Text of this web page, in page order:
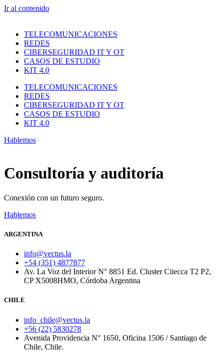
Ir al contenido
TELECOMUNICACIONES
REDES
CIBERSEGURIDAD IT Y OT
CASOS DE ESTUDIO
KIT 4.0
TELECOMUNICACIONES
REDES
CIBERSEGURIDAD IT Y OT
CASOS DE ESTUDIO
KIT 4.0
Hablemos
Consultoría y auditoría
Conexión con un futuro seguro.
Hablemos
ARGENTINA
info@vectus.la
+54 (351) 4877877
Av. La Voz del Interior N° 8851 Ed. Cluster Ciiecca T2 P2,
CP X5008HMO, Córdoba Argentina
CHILE
info_chile@vectus.la
+56 (22) 5830278
Avenida Providencia N° 1650, Oficina 1506 / Santiago de
Chile, Chile.